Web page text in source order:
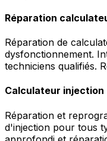
Réparation
Réparation de
dysfonctionnement.
techniciens qualifiés.
Calculateur injection
Réparation et
d'injection pour tous